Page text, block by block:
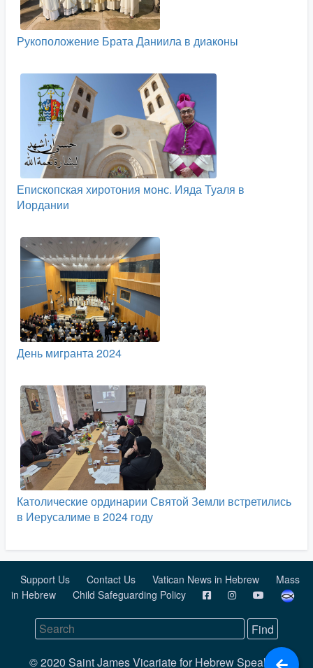
Рукоположение Брата Даниила в диаконы
Епископская хиротония монс. Ияда Туаля в
Иордании
День мигранта 2024
Католические ординарии Святой Земли встретились
в Иерусалиме в 2024 году
Support Us Contact Us Vatican News in Hebrew
Mass
in Hebrew
Child Safeguarding Policy
© 2020 Saint James Vicariate for Hebrew Speaking